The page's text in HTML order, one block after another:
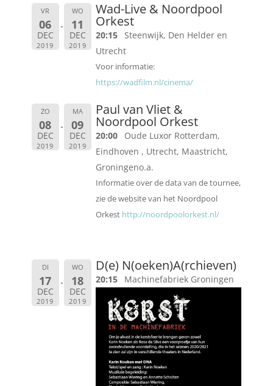
VR
06
DEC
2019
WO
11
DEC
2019
Wad-Live & Noordpool
Orkest
20:15 Steenwijk, Den Helder en
Utrecht
Voor informatie:
https://wadfilm.nl/cinema/
ZO
08
DEC
2019
MA
09
DEC
2019
Paul van Vliet &
Noordpool Orkest
20:00
Oude Luxor Rotterdam,
Eindhoven , Utrecht, Maastricht,
Groningeno.a.
Informatie over de data van de tournee,
zie de website van het Noordpool
Orkest http://noordpoolorkest.nl/
DI
17
DEC
2019
WO
18
DEC
2019
D(e) N(oeken)A(rchieven)
20:15 Machinefabriek Groningen